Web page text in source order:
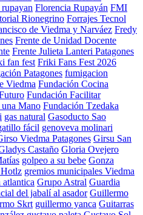
Florencia Rupayán FMI
Rionegrino Forrajes Tecnol
de Viedma y Narváez Fredy
Frente de Unidad Docente
Frente Julieta Lanteri Patagones
fan fest Friki Fans Fest 2026
Patagones fumigacion
Viedma Fundación Cocina
Fundación Facilitar
Mano Fundación Tzedaka
gas natural Gasoducto Sao
fácil genoveva molinari
Viedma Patagones Girsu San
Castaño Gloria Ovejero
golpeo a su bebe Gonza
gremios municipales Viedma
atlantica Grupo Astral Guardia
del jabalí al asador Guillermo
Skrt guillermo yanca Guitarras